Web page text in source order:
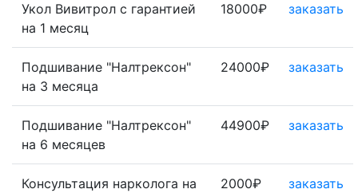
Укол Вивитрол с гарантией
на 1 месяц
18000₽ заказать
Подшивание "Налтрексон"
на 3 месяца
24000₽ заказать
Подшивание "Налтрексон"
на 6 месяцев
44900₽ заказать
Консультация нарколога на
2000₽ заказать